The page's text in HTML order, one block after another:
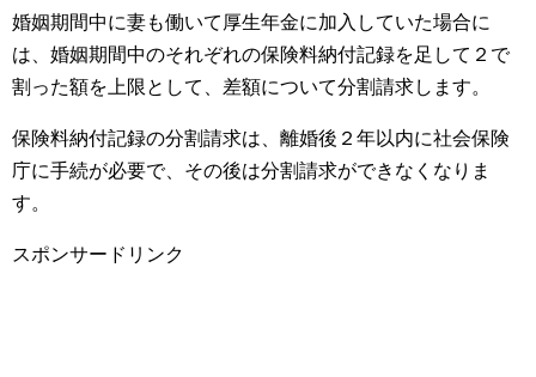
婚姻期間中に妻も働いて厚生年金に加入していた場合に
は、婚姻期間中のそれぞれの保険料納付記録を足して２で
割った額を上限として、差額について分割請求します。
保険料納付記録の分割請求は、離婚後２年以内に社会保険
庁に手続が必要で、その後は分割請求ができなくなりま
す。
スポンサードリンク